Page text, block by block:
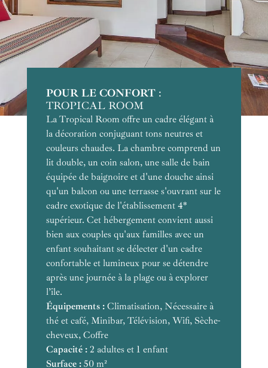
POUR LE CONFORT :
TROPICAL ROOM
La Tropical Room offre un cadre élégant à
la décoration conjuguant tons neutres et
couleurs chaudes. La chambre comprend un
lit double, un coin salon, une salle de bain
équipée de baignoire et d'une douche ainsi
qu'un balcon ou une terrasse s'ouvrant sur le
cadre exotique de l'établissement 4*
supérieur. Cet hébergement convient aussi
bien aux couples qu'aux familles avec un
enfant souhaitant se délecter d'un cadre
confortable et lumineux pour se détendre
après une journée à la plage ou à explorer
l’île.
Équipements :Climatisation, Nécessaire à
thé et café, Minibar, Télévision, Wifi, Sèche-
cheveux, Coffre
Capacité :2 adultes et 1 enfant
Surface :50 m²
POUR SON ACCÈS DIRECT AU
JARDIN
Équipements :
Capacité :
Surface :
POUR LE CADRE
Équipements :
Capacité :
Surface :
POUR LE ROMANTISME
Équipements :
Capacité :
Surface :
POUR LA VUE
Équipements :
Capacité :
Surface :
POUR LES VOYAGES DE NOCES
Équipements :
Capacité :
Surface :
NOTRE COUP DE COEUR
Équipements :
Capacité :
Surface :
POUR L'EXCLUSIVITÉ
Équipements :
Capacité :
Surface :
POUR LES FAMILLES
Équipements :
Capacité :
Surface :
POUR L'EXOTISME
Équipements :
Capacité :
POUR LES GRANDES
FAMILLES
Équipements :
POUR L'ESPACE
Équipements :